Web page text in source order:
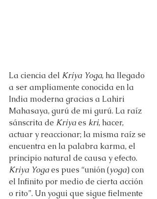
La ciencia del Kriya Yoga, ha llegado
a ser ampliamente conocida en la
India moderna gracias a Lahiri
Mahasaya, gurú de mi gurú. La raíz
sánscrita de Kriya es kri, hacer,
actuar y reaccionar; la misma raíz se
encuentra en la palabra karma, el
principio natural de causa y efecto.
Kriya Yoga es pues “unión (yoga) con
el Infinito por medio de cierta acción
o rito”. Un yogui que sigue fielmente